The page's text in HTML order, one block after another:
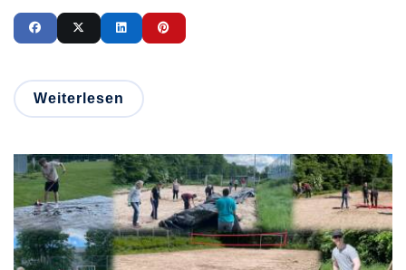
Weiterlesen